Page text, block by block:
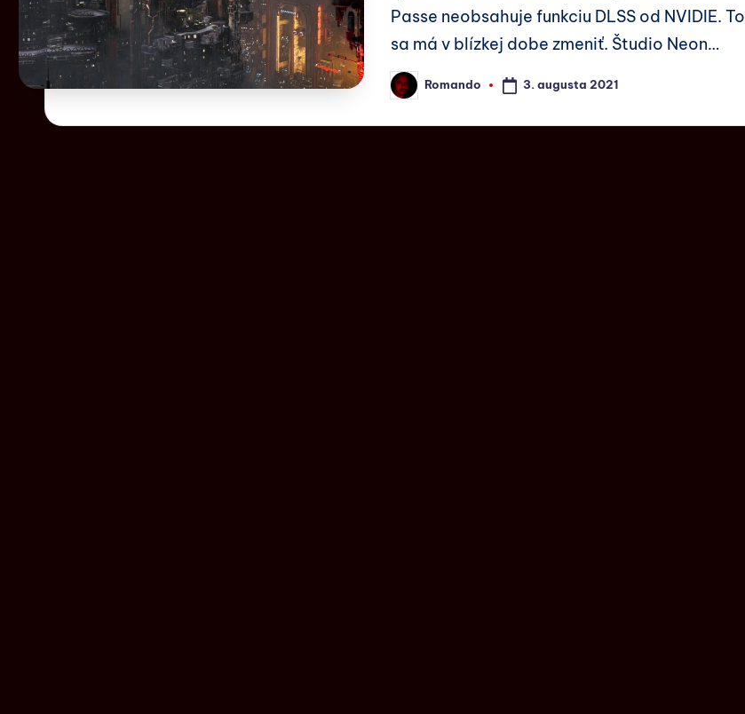
Passe neobsahuje funkciu DLSS od NVIDIE. To
sa má v blízkej dobe zmeniť. Študio Neon…
Romando 3. augusta 2021